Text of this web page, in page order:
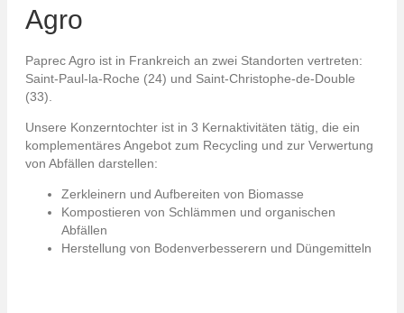
Agro
Paprec Agro ist in Frankreich an zwei Standorten vertreten:
Saint-Paul-la-Roche (24) und Saint-Christophe-de-Double
(33).
Unsere Konzerntochter ist in 3 Kernaktivitäten tätig, die ein
komplementäres Angebot zum Recycling und zur Verwertung
von Abfällen darstellen:
Zerkleinern und Aufbereiten von Biomasse
Kompostieren von Schlämmen und organischen
Abfällen
Herstellung von Bodenverbesserern und Düngemitteln